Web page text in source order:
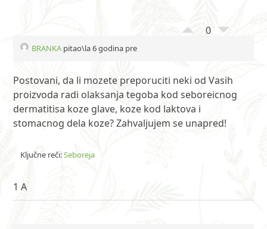
0
BRANKA pitao\la 6 godina pre
Postovani, da li mozete preporuciti neki od Vasih
proizvoda radi olaksanja tegoba kod seboreicnog
dermatitisa koze glave, koze kod laktova i
stomacnog dela koze? Zahvaljujem se unapred!
Ključne reči:Seboreja
1 A